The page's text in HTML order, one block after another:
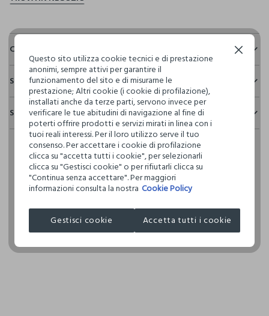
Composizione e cura
Composizione:
100% COTONE
NON CANDEGGIARE
TEMPERATURA MASSIMA 30°C - PROCEDURA NORMALE
NON LAVARE A SECCO
ASCIUGATURA A TAMBURO AMMESSA TEMPERATURA
TEMPERATURA MASSIMA DELLA PIASTRA DEL FERRO
Sostenibilità e trasparenza
Sicurezza
Il 100% dei nostri articoli viene sottoposto a test chimico-
fisici, per verificarne il rispetto dei limiti che abbiamo
definito per l’uso di sostanze chimiche, talvolta anche più
restrittivi rispetto a quelli previsti dalla normativa
internazionale.
Clicca qui per vedere i dettagli
I nostri fornitori
NATURAL DENIMS LTD
MADE IN BANGLADESH
Spedizione e resi
Hai fino a 30 giorni dalla consegna del tuo ordine online per
cambiare idea e restituire i prodotti che hai acquistato.
Questo sito utilizza cookie tecnici e di prestazione
anonimi, sempre attivi per garantire il
funzionamento del sito e di misurarne le
prestazione; Altri cookie (i cookie di profilazione),
installati anche da terze parti, servono invece per
verificare le tue abitudini di navigazione al fine di
poterti offrire prodotti e servizi mirati in linea con i
tuoi reali interessi. Per il loro utilizzo serve il tuo
consenso. Per accettare i cookie di profilazione
clicca su "accetta tutti i cookie", per selezionarli
clicca su "Gestisci cookie" o per rifiutarli clicca su
"Continua senza accettare". Per maggiori
informazioni consulta la nostra Cookie Policy
Gestisci cookie Accetta tutti i cookie
Continua senza accettare